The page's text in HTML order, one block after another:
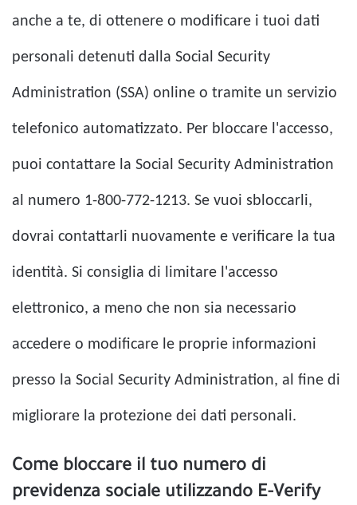
anche a te, di ottenere o modificare i tuoi dati
personali detenuti dalla Social Security
Administration (SSA) online o tramite un servizio
telefonico automatizzato. Per bloccare l'accesso,
puoi contattare la Social Security Administration
al numero 1-800-772-1213. Se vuoi sbloccarli,
dovrai contattarli nuovamente e verificare la tua
identità. Si consiglia di limitare l'accesso
elettronico, a meno che non sia necessario
accedere o modificare le proprie informazioni
presso la Social Security Administration, al fine di
migliorare la protezione dei dati personali.
Come bloccare il tuo numero di
previdenza sociale utilizzando E-Verify